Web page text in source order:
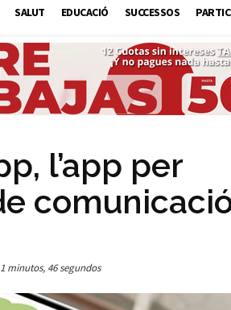
SALUT EDUCACIÓ SUCCESSOS
l’app per
1 minutos, 46 segundos